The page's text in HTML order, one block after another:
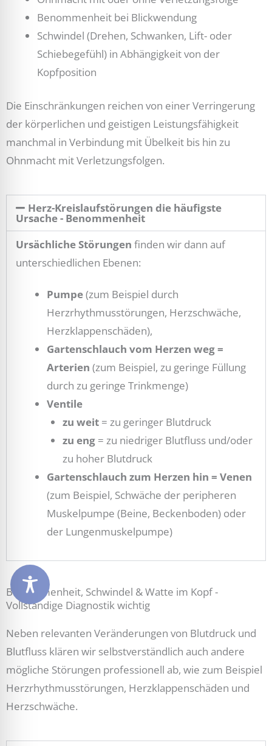
Benommenheit bei Blickwendung
Schwindel (Drehen, Schwanken, Lift- oder
Schiebegefühl) in Abhängigkeit von der
Kopfposition
Die Einschränkungen reichen von einer Verringerung
der körperlichen und geistigen Leistungsfähigkeit
manchmal in Verbindung mit Übelkeit bis hin zu
Ohnmacht mit Verletzungsfolgen.
Herz-Kreislaufstörungen die häufigste
Ursache - Benommenheit
Ursächliche Störungen finden wir dann auf
unterschiedlichen Ebenen:
Pumpe(zum Beispiel durch
Herzrhythmusstörungen, Herzschwäche,
Herzklappenschäden),
Gartenschlauch vom Herzen weg=
Arterien (zum Beispiel, zu geringe Füllung
durch zu geringe Trinkmenge)
Ventile
zu weit= zu geringer Blutdruck
zu eng= zu niedriger Blutfluss und/oder
zu hoher Blutdruck
Gartenschlauch zum Herzen hin = Venen
(zum Beispiel, Schwäche der peripheren
Muskelpumpe (Beine, Beckenboden) oder
der Lungenmuskelpumpe)
Benommenheit, Schwindel & Watte im Kopf -
Vollständige Diagnostik wichtig
Neben relevanten Veränderungen von Blutdruck und
Blutfluss klären wir selbstverständlich auch andere
mögliche Störungen professionell ab, wie zum Beispiel
Herzrhythmusstörungen, Herzklappenschäden und
Herzschwäche.